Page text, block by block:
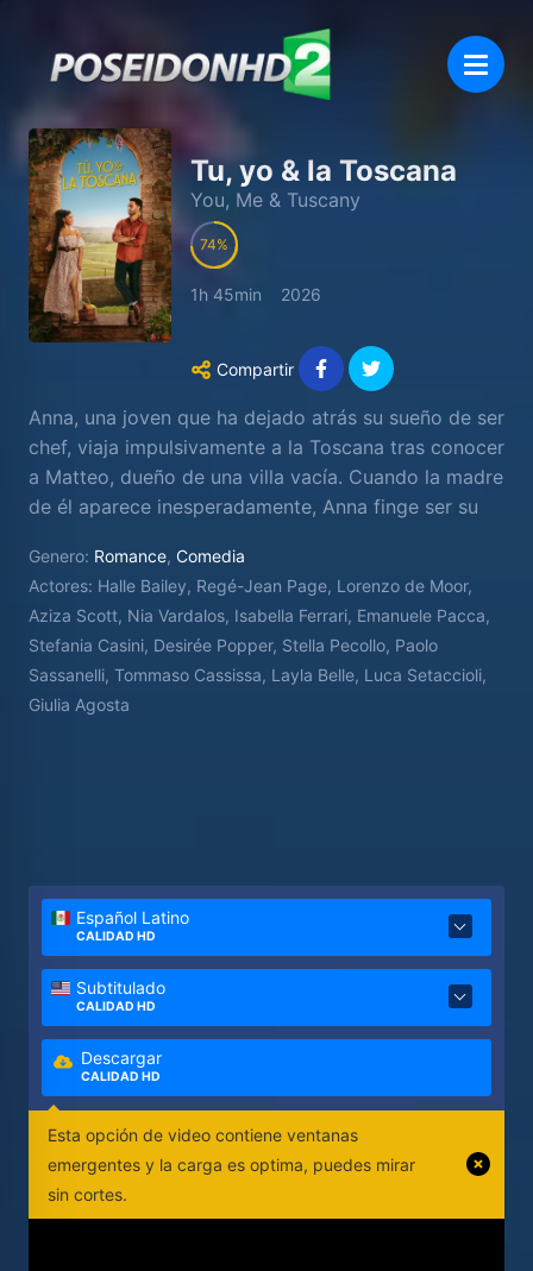
Tu, yo & la Toscana
You, Me & Tuscany
74
1h 45min 2026
Compartir
Anna, una joven que ha dejado atrás su sueño de ser
chef, viaja impulsivamente a la Toscana tras conocer
a Matteo, dueño de una villa vacía. Cuando la madre
de él aparece inesperadamente, Anna finge ser su
llegada de Michael, cuyo inesperado vínculo con
Anna podría cambiarlo todo.
Genero: Romance, Comedia
Actores: Halle Bailey, Regé-Jean Page, Lorenzo de Moor,
Aziza Scott, Nia Vardalos, Isabella Ferrari, Emanuele Pacca,
Stefania Casini, Desirée Popper, Stella Pecollo, Paolo
Sassanelli, Tommaso Cassissa, Layla Belle, Luca Setaccioli,
Giulia Agosta
Español Latino
CALIDAD HD
Subtitulado
CALIDAD HD
Descargar
CALIDAD HD
Esta opción de video contiene ventanas
emergentes y la carga es optima, puedes mirar
sin cortes.